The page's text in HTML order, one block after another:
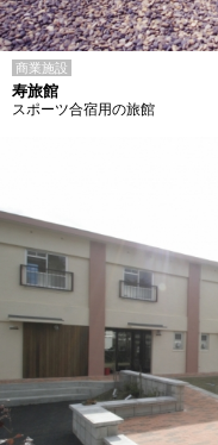
商業施設
寿旅館
スポーツ合宿用の旅館